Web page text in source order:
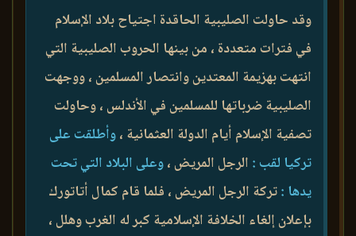
وقد حاولت الصليبية الحاقدة اجتياح بلاد الإسلام
في فترات متعددة ، من بينها الحروب الصليبية التي
انتهت بهزيمة المعتدين وانتصار المسلمين ، ووجهت
الصليبية ضرباتها للمسلمين في الأندلس ، وحاولت
تصفية الإسلام أيام الدولة العثمانية ،وأطلقت على
تركيا لقب : الرجل المريض ،وعلى البلاد التي تحت
يدها :تركة الرجل المريض ، فلما قام كمال أتاتورك
بإعلان إلغاء الخلافة الإسلامية كبر له الغرب وهلل ،